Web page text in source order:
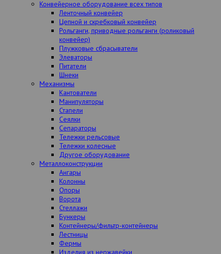
Конвейерное оборудование всех типов
Ленточный конвейер
Цепной и скребковый конвейер
Рольганги, приводные рольганги (роликовый
конвейер)
Плужковые сбрасыватели
Элеваторы
Питатели
Шнеки
Механизмы
Кантователи
Манипуляторы
Стапели
Сеялки
Сепараторы
Тележки рельсовые
Тележки колесные
Другое оборудование
Металлоконструкции
Ангары
Колонны
Опоры
Ворота
Стеллажи
Бункеры
Контейнеры/фильтр-контейнеры
Лестницы
Фермы
Изделия из нержавейки